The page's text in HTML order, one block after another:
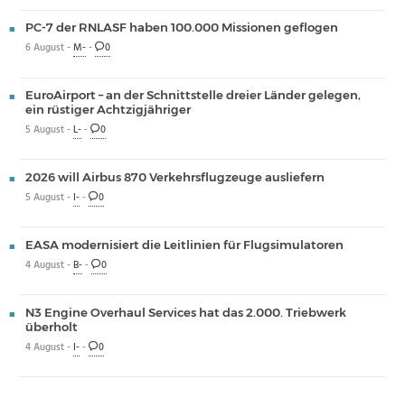
PC-7 der RNLASF haben 100.000 Missionen geflogen
6 August -M-- 0
EuroAirport – an der Schnittstelle dreier Länder gelegen,
ein rüstiger Achtzigjähriger
5 August -L-- 0
2026 will Airbus 870 Verkehrsflugzeuge ausliefern
5 August - I-- 0
EASA modernisiert die Leitlinien für Flugsimulatoren
4 August -B-- 0
N3 Engine Overhaul Services hat das 2.000. Triebwerk
überholt
4 August - I-- 0